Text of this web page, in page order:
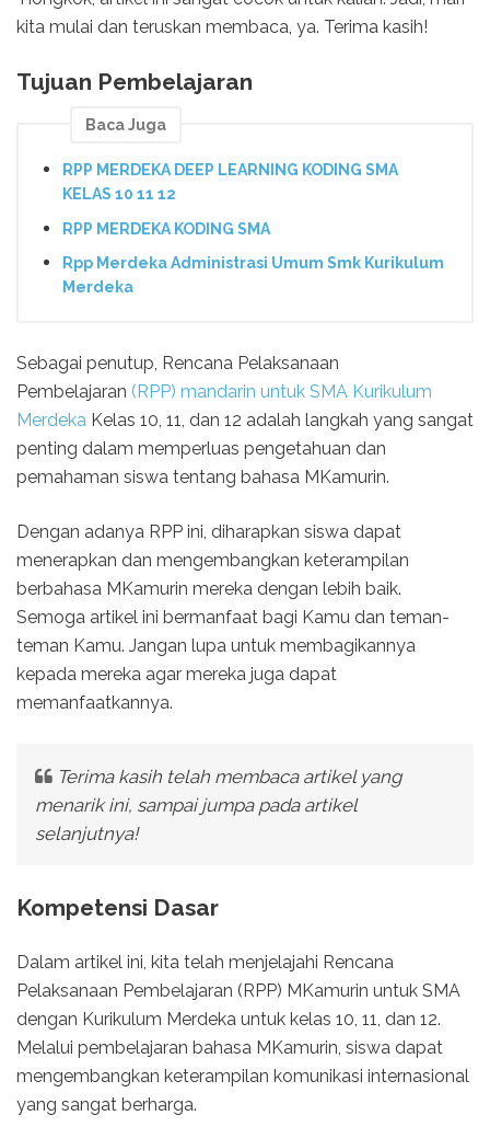
kita mulai dan teruskan membaca, ya. Terima kasih!
Tujuan Pembelajaran
Baca Juga
RPP MERDEKA DEEP LEARNING KODING SMA
KELAS 10 11 12
RPP MERDEKA KODING SMA
Rpp Merdeka Administrasi Umum Smk Kurikulum
Merdeka
Sebagai penutup, Rencana Pelaksanaan
Pembelajaran (RPP) mandarin untuk SMA Kurikulum
Merdeka Kelas 10, 11, dan 12 adalah langkah yang sangat
penting dalam memperluas pengetahuan dan
pemahaman siswa tentang bahasa MKamurin.
Dengan adanya RPP ini, diharapkan siswa dapat
menerapkan dan mengembangkan keterampilan
berbahasa MKamurin mereka dengan lebih baik.
Semoga artikel ini bermanfaat bagi Kamu dan teman-
teman Kamu. Jangan lupa untuk membagikannya
kepada mereka agar mereka juga dapat
memanfaatkannya.
Terima kasih telah membaca artikel yang
menarik ini, sampai jumpa pada artikel
selanjutnya!
Kompetensi Dasar
Dalam artikel ini, kita telah menjelajahi Rencana
Pelaksanaan Pembelajaran (RPP) MKamurin untuk SMA
dengan Kurikulum Merdeka untuk kelas 10, 11, dan 12.
Melalui pembelajaran bahasa MKamurin, siswa dapat
mengembangkan keterampilan komunikasi internasional
yang sangat berharga.